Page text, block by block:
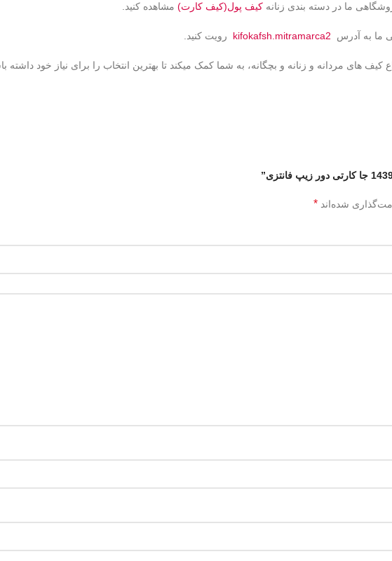
ما در دسته بندی زنانه کیف پول(کیف کارت) مشاهده کنید.
ما به آدرس kifokafsh.mitramarca2 رویت کنید.
های مردانه و زنانه و بچگانه، به شما کمک میکند تا بهترین انتخاب را برای نیاز خود داشته
شده‌اند *